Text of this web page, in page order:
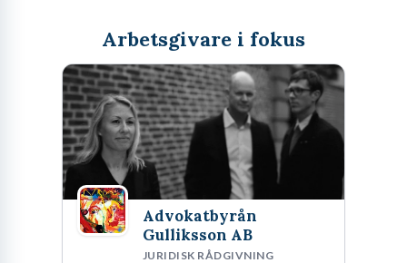
Arbetsgivare i fokus
Advokatbyrån
Gulliksson AB
JURIDISK RÅDGIVNING